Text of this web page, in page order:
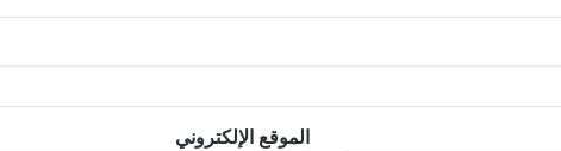
الموقع الإلكتروني